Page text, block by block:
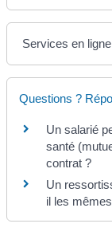
Services en
Questions ?
Un salarié
santé
contrat ?
Un
il les